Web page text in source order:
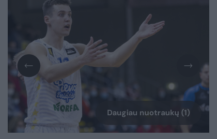
Daugiau nuotraukų (1)